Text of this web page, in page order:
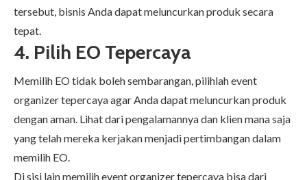
tersebut, bisnis Anda dapat meluncurkan produk secara
tepat.
4. Pilih EO Tepercaya
Memilih EO tidak boleh sembarangan, pilihlah event
organizer tepercaya agar Anda dapat meluncurkan produk
dengan aman. Lihat dari pengalamannya dan klien mana saja
yang telah mereka kerjakan menjadi pertimbangan dalam
memilih EO.
Di sisi lain memilih event organizer tepercaya bisa dari